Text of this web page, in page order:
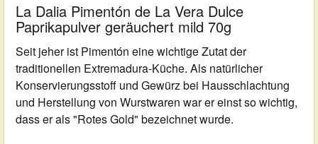
La Dalia Pimentón de La Vera Dulce
Paprikapulver geräuchert mild 70g
Seit jeher ist Pimentón eine wichtige Zutat der
traditionellen Extremadura-Küche. Als natürlicher
Konservierungsstoff und Gewürz bei Hausschlachtung
und Herstellung von Wurstwaren war er einst so wichtig,
dass er als "Rotes Gold" bezeichnet wurde.